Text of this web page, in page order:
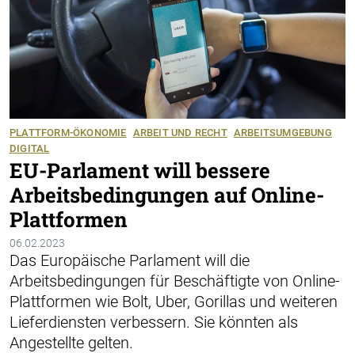
PLATTFORM-ÖKONOMIE ARBEIT UND RECHT ARBEITSUMGEBUNG
DIGITAL
EU-Parlament will bessere
Arbeitsbedingungen auf Online-
Plattformen
06.02.2023
Das Europäische Parlament will die
Arbeitsbedingungen für Beschäftigte von Online-
Plattformen wie Bolt, Uber, Gorillas und weiteren
Lieferdiensten verbessern. Sie könnten als
Angestellte gelten.